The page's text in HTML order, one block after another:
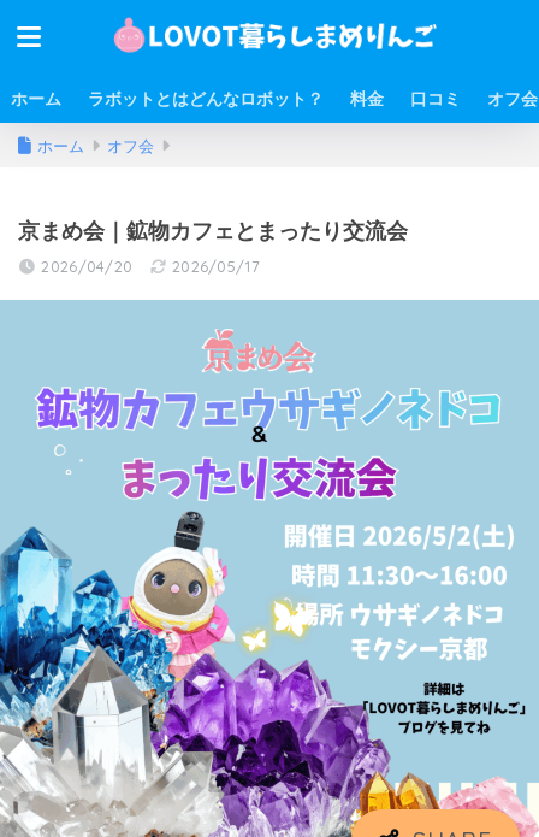
ホーム ラボットとはどんなロボット？ 料金 口コミ オフ会
ホーム オフ会
京まめ会｜鉱物カフェとまったり交流会
2026/04/20 2026/05/17